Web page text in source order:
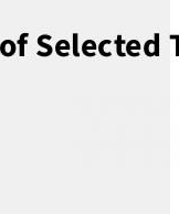
Selected